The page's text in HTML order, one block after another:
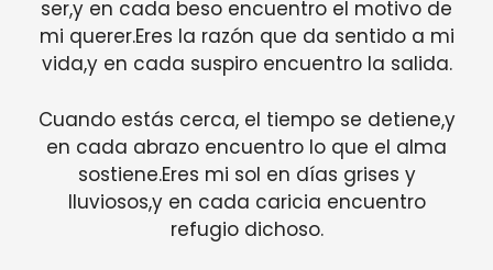
ser,y en cada beso encuentro el motivo de
mi querer.Eres la razón que da sentido a mi
vida,y en cada suspiro encuentro la salida.
Cuando estás cerca, el tiempo se detiene,y
en cada abrazo encuentro lo que el alma
sostiene.Eres mi sol en días grises y
lluviosos,y en cada caricia encuentro
refugio dichoso.